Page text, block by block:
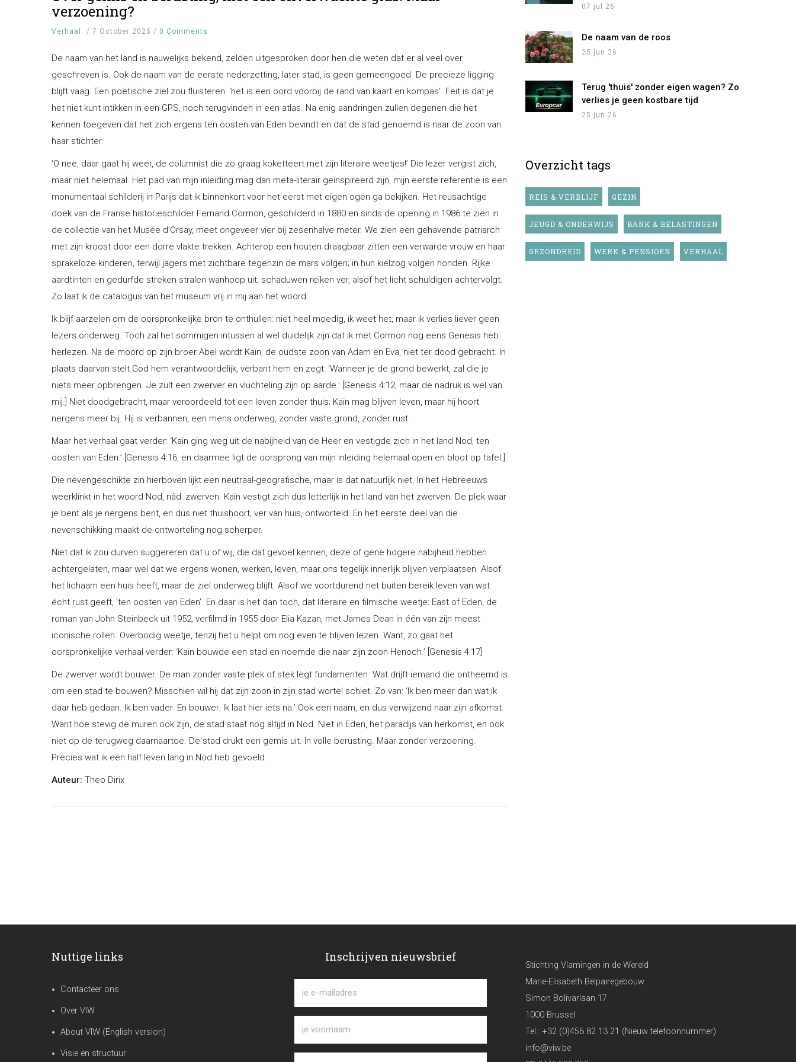
verzoening?
Verhaal / 7 October 2025 / 0 Comments
De naam van het land is nauwelijks bekend, zelden uitgesproken door hen die weten dat er al veel over
geschreven is. Ook de naam van de eerste nederzetting, later stad, is geen gemeengoed. De precieze ligging
blijft vaag. Een poëtische ziel zou fluisteren: ‘het is een oord voorbij de rand van kaart en kompas’. Feit is dat je
het niet kunt intikken in een GPS, noch terugvinden in een atlas. Na enig aandringen zullen degenen die het
kennen toegeven dat het zich ergens ten oosten van Eden bevindt en dat de stad genoemd is naar de zoon van
haar stichter.
‘O nee, daar gaat hij weer, de columnist die zo graag koketteert met zijn literaire weetjes!’ Die lezer vergist zich,
maar niet helemaal. Het pad van mijn inleiding mag dan meta-literair geïnspireerd zijn, mijn eerste referentie is een
monumentaal schilderij in Parijs dat ik binnenkort voor het eerst met eigen ogen ga bekijken. Het reusachtige
doek van de Franse historieschilder Fernand Cormon, geschilderd in 1880 en sinds de opening in 1986 te zien in
de collectie van het Musée d’Orsay, meet ongeveer vier bij zesenhalve meter. We zien een gehavende patriarch
met zijn kroost door een dorre vlakte trekken. Achterop een houten draagbaar zitten een verwarde vrouw en haar
sprakeloze kinderen, terwijl jagers met zichtbare tegenzin de mars volgen; in hun kielzog volgen honden. Rijke
aardtinten en gedurfde streken stralen wanhoop uit; schaduwen reiken ver, alsof het licht schuldigen achtervolgt.
Zo laat ik de catalogus van het museum vrij in mij aan het woord.
Ik blijf aarzelen om de oorspronkelijke bron te onthullen: niet heel moedig, ik weet het, maar ik verlies liever geen
lezers onderweg. Toch zal het sommigen intussen al wel duidelijk zijn dat ik met Cormon nog eens Genesis heb
herlezen. Na de moord op zijn broer Abel wordt Kaïn, de oudste zoon van Adam en Eva, niet ter dood gebracht. In
plaats daarvan stelt God hem verantwoordelijk, verbant hem en zegt: ‘Wanneer je de grond bewerkt, zal die je
niets meer opbrengen. Je zult een zwerver en vluchteling zijn op aarde.’ [Genesis 4:12, maar de nadruk is wel van
mij.] Niet doodgebracht, maar veroordeeld tot een leven zonder thuis; Kaïn mag blijven leven, maar hij hoort
nergens meer bij. Hij is verbannen, een mens onderweg, zonder vaste grond, zonder rust.
Maar het verhaal gaat verder: ‘Kaïn ging weg uit de nabijheid van de Heer en vestigde zich in het land Nod, ten
oosten van Eden.’ [Genesis 4:16, en daarmee ligt de oorsprong van mijn inleiding helemaal open en bloot op tafel.]
Die nevengeschikte zin hierboven lijkt een neutraal-geografische, maar is dat natuurlijk niet. In het Hebreeuws
weerklinkt in het woord Nod, nâd: zwerven. Kaïn vestigt zich dus letterlijk in het land van het zwerven. De plek waar
je bent als je nergens bent, en dus niet thuishoort, ver van huis, ontworteld. En het eerste deel van die
nevenschikking maakt de ontworteling nog scherper.
Niet dat ik zou durven suggereren dat u of wij, die dat gevoel kennen, deze of gene hogere nabijheid hebben
achtergelaten, maar wel dat we ergens wonen, werken, leven, maar ons tegelijk innerlijk blijven verplaatsen. Alsof
het lichaam een huis heeft, maar de ziel onderweg blijft. Alsof we voortdurend net buiten bereik leven van wat
écht rust geeft, ‘ten oosten van Eden’. En daar is het dan toch, dat literaire en filmische weetje: East of Eden, de
roman van John Steinbeck uit 1952, verfilmd in 1955 door Elia Kazan, met James Dean in één van zijn meest
iconische rollen. Overbodig weetje, tenzij het u helpt om nog even te blijven lezen. Want, zo gaat het
oorspronkelijke verhaal verder: ‘Kaïn bouwde een stad en noemde die naar zijn zoon Henoch.’ [Genesis 4:17]
De zwerver wordt bouwer. De man zonder vaste plek of stek legt fundamenten. Wat drijft iemand die ontheemd is
om een stad te bouwen? Misschien wil hij dat zijn zoon in zijn stad wortel schiet. Zo van: ‘Ik ben meer dan wat ik
daar heb gedaan. Ik ben vader. En bouwer. Ik laat hier iets na.’ Ook een naam, en dus verwijzend naar zijn afkomst.
Want hoe stevig de muren ook zijn, de stad staat nog altijd in Nod. Niet in Eden, het paradijs van herkomst, en ook
niet op de terugweg daarnaartoe. De stad drukt een gemis uit. In volle berusting. Maar zonder verzoening.
Precies wat ik een half leven lang in Nod heb gevoeld.
Auteur: Theo Dirix
07 jul 26
De naam van de roos
25 jun 26
Terug 'thuis' zonder eigen wagen? Zo
verlies je geen kostbare tijd
25 jun 26
Overzicht tags
REIS & VERBLIJF GEZIN
JEUGD & ONDERWIJS BANK & BELASTINGEN
GEZONDHEID WERK & PENSIOEN VERHAAL
Nuttige links
Contacteer ons
Over VIW
About VIW (English version)
Visie en structuur
Inschrijven nieuwsbrief
Stichting Vlamingen in de Wereld
Marie-Elisabeth Belpairegebouw
Simon Bolivarlaan 17
1000 Brussel
Tel.: +32 (0)456 82 13 21 (Nieuw telefoonnummer)
info@viw.be